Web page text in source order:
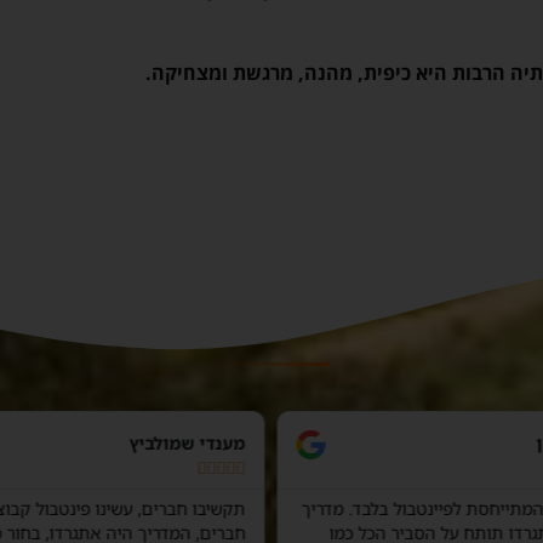
לפיינטבול בלבד. מדריך
תותח על הסביר הכל כמו
מענדי שמולביץ





חברים, המדריך היה אתגרדו, בחור